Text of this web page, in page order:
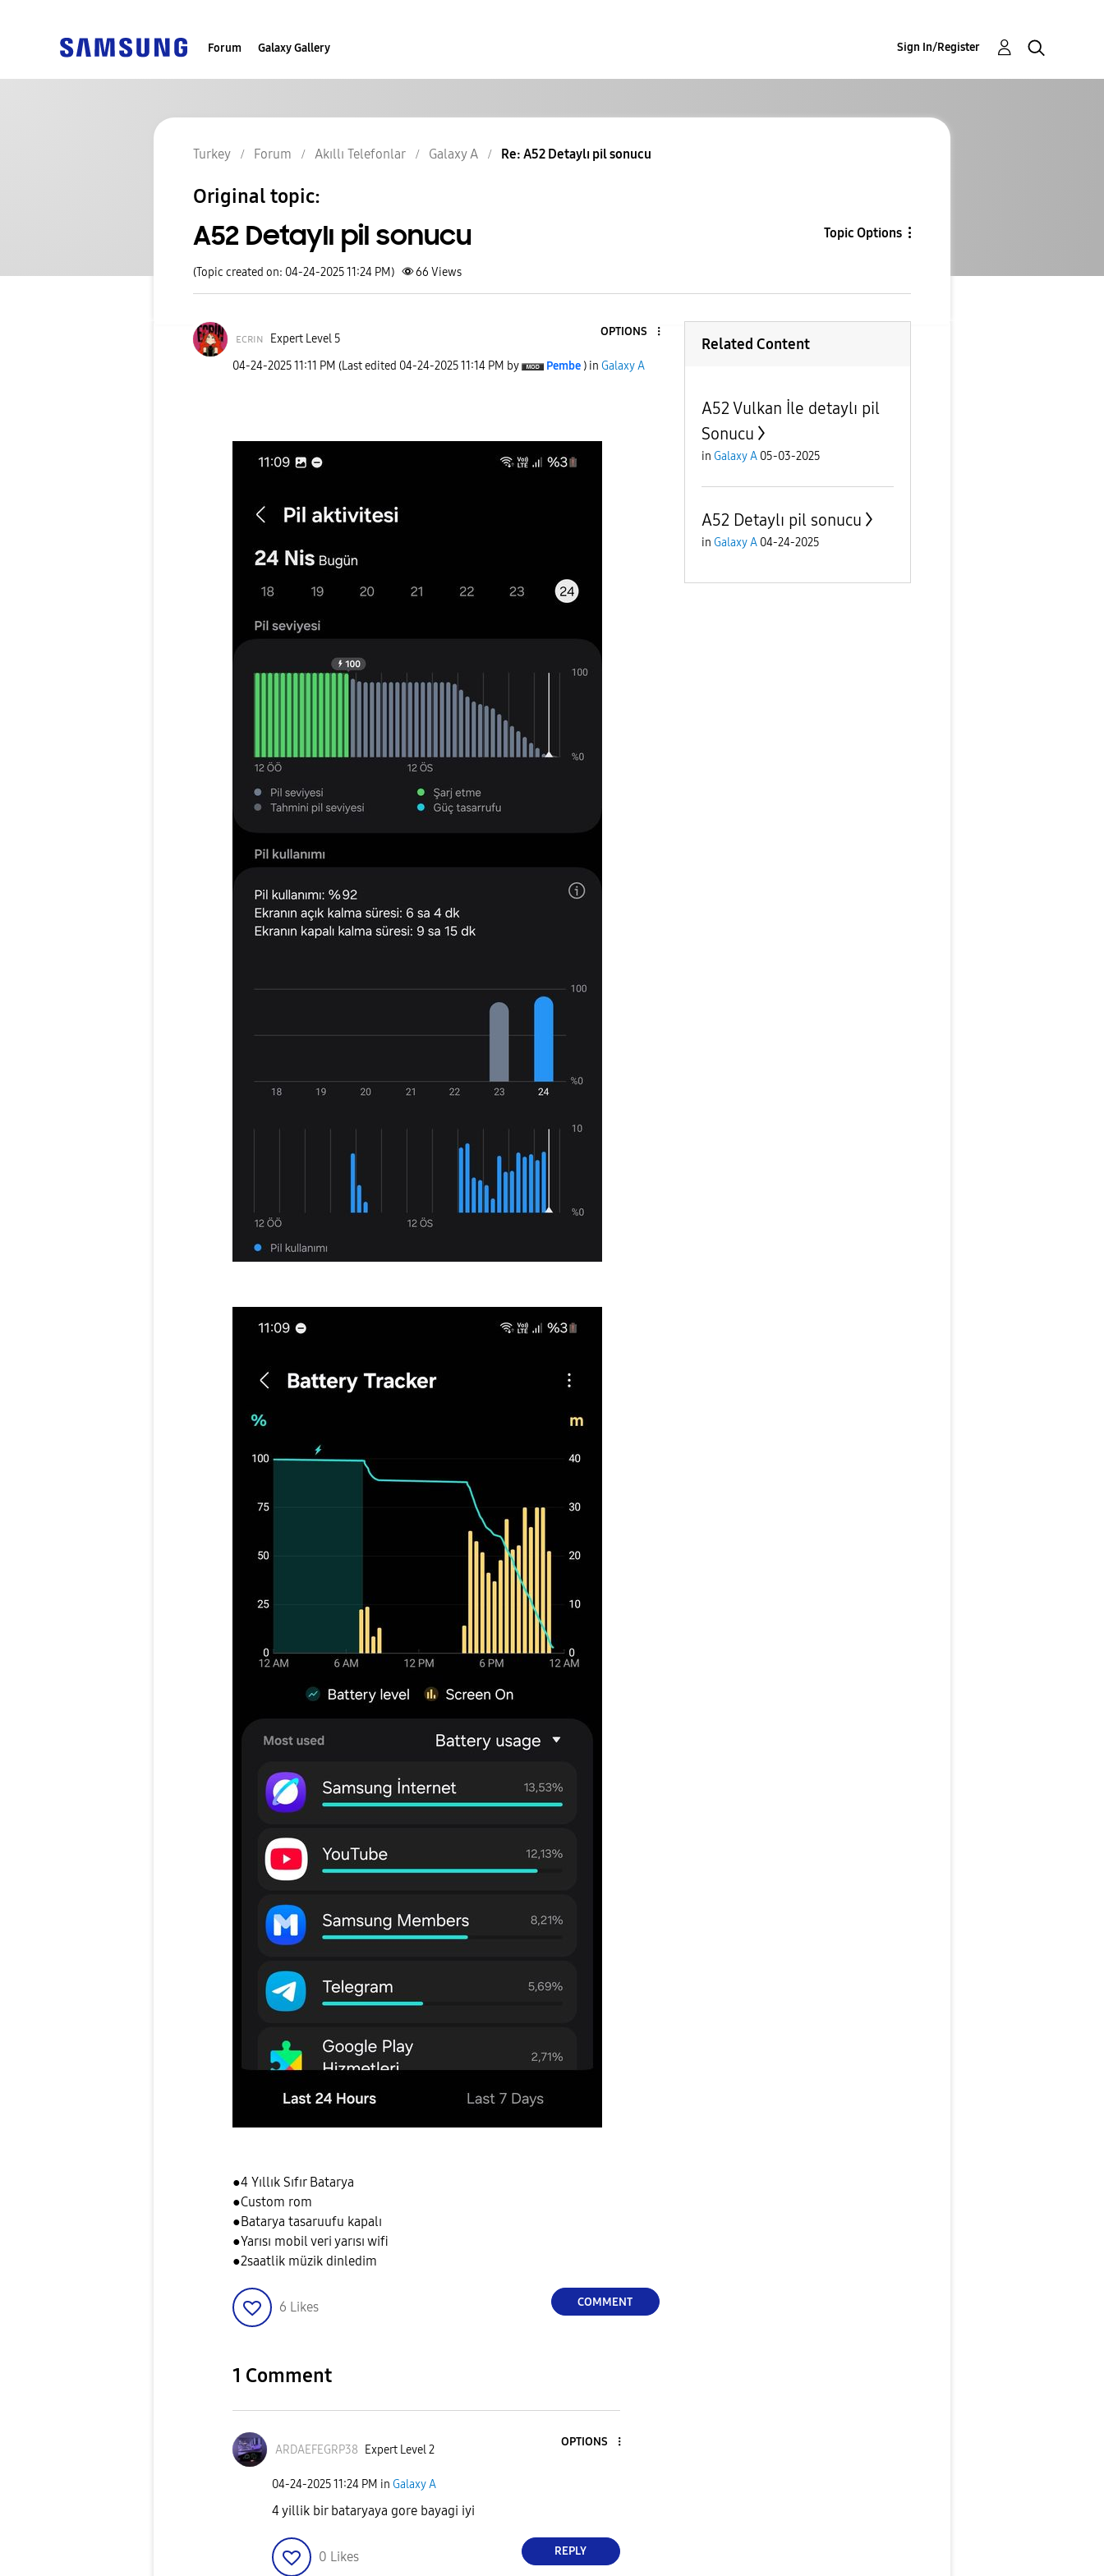
Forum Galaxy Gallery Sign In/Register
Turkey Forum Akıllı Telefonlar Galaxy A Re: A52 Detaylı pil sonucu
Original topic:
A52 Detaylı pil sonucu Topic Options
(Topic created on: 04-24-2025 11:24 PM) 66 Views
ᴇᴄʀɪɴ Expert Level 5
OPTIONS
‎04-24-202511:11 PM (Last edited ‎04-24-202511:14 PM by Pembe ) in Galaxy A
●4 Yıllık Sıfır Batarya
●Custom rom
●Batarya tasaruufu kapalı
●Yarısı mobil veri yarısı wifi
●2saatlik müzik dinledim
6 Likes COMMENT
1 Comment
ARDAEFEGRP38 Expert Level 2
OPTIONS
‎04-24-202511:24 PM in Galaxy A
4 yillik bir bataryaya gore bayagi iyi
0 Likes REPLY
Related Content
A52 Vulkan İle detaylı pil
Sonucu
in Galaxy A 05-03-2025
A52 Detaylı pil sonucu
in Galaxy A 04-24-2025